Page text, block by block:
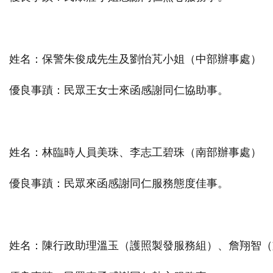
姓名：保警朱俊成先生及劉怡芃小姐（中部辦事處）
優良事蹟：民眾王女士來函感謝同仁協助事。
姓名：林臨時人員美珠、李志工碧珠（南部辦事處）
優良事蹟：民眾來函感謝同仁服務態度佳事。
姓名：陳行政助理溫玉（護照製發服務組）、詹翔智（